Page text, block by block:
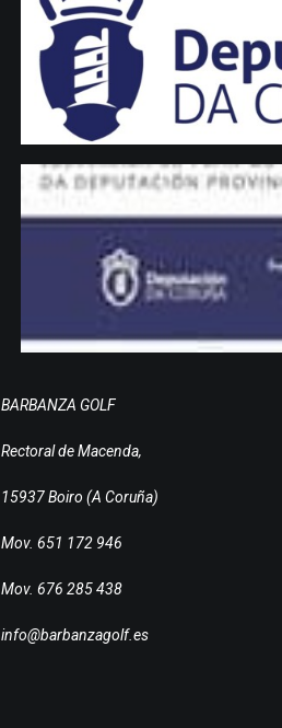
BARBANZA GOLF
Rectoral de Macenda,
15937 Boiro (A Coruña)
Mov. 651 172 946
Mov. 676 285 438
info@barbanzagolf.es